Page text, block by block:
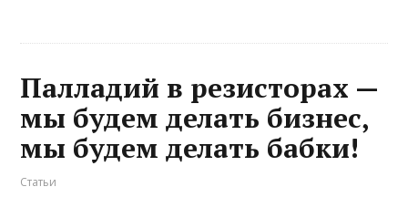
Палладий в резисторах —
мы будем делать бизнес,
мы будем делать бабки!
Статьи